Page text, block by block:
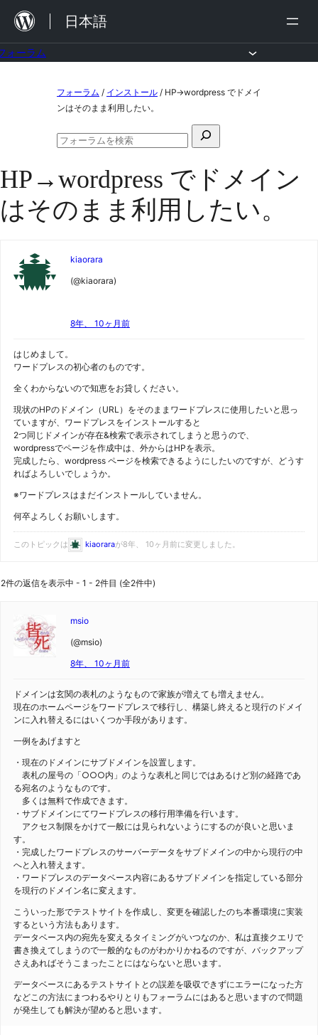
を
日本語
ォーラム
ツ
ス
フォーラム / インストール / HP→wordpress でドメイ
ンはそのまま利用したい。
検
対
象:
フ
ー
ラ
の
HP→wordpress でドメイン
はそのまま利用したい。
kiaorara
(@kiaorara)
8年、 10ヶ月前
はじめまして。
ワードプレスの初心者のものです。
全くわからないので知恵をお貸しください。
現状のHPのドメイン（URL）をそのままワードプレスに使用したいと思っ
ていますが、ワードプレスをインストールすると
2つ同じドメインが存在&検索で表示されてしまうと思うので、
wordpressでページを作成中は、外からはHPを表示。
完成したら、wordpress ページを検索できるようにしたいのですが、どうす
ればよろしいでしょうか。
※ワードプレスはまだインストールしていません。
何卒よろしくお願いします。
このトピックは kiaoraraが8年、 10ヶ月前に変更しました。
2件の返信を表示中 - 1 - 2件目 (全2件中)
msio
(@msio)
8年、 10ヶ月前
ドメインは玄関の表札のようなもので家族が増えても増えません。
現在のホームページをワードプレスで移行し、構築し終えると現行のドメイ
ンに入れ替えるにはいくつか手段があります。
一例をあげますと
・現在のドメインにサブドメインを設置します。
表札の屋号の「○○○内」のような表札と同じではあるけど別の経路であ
る宛名のようなものです。
多くは無料で作成できます。
・サブドメインにてワードプレスの移行用準備を行います。
アクセス制限をかけて一般には見られないようにするのが良いと思いま
す。
・完成したワードプレスのサーバーデータをサブドメインの中から現行の中
へと入れ替えます。
・ワードプレスのデータベース内容にあるサブドメインを指定している部分
を現行のドメイン名に変えます。
こういった形でテストサイトを作成し、変更を確認したのち本番環境に実装
するという方法もあります。
データベース内の宛先を変えるタイミングがいつなのか、私は直接クエリで
書き換えてしまうので一般的なものがわかりかねるのですが、バックアップ
さえあればそうこまったことにはならないと思います。
データベースにあるテストサイトとの誤差を吸収できずにエラーになった方
などこの方法にまつわるやりとりもフォーラムにはあると思いますので問題
が発生しても解決が望めると思います。